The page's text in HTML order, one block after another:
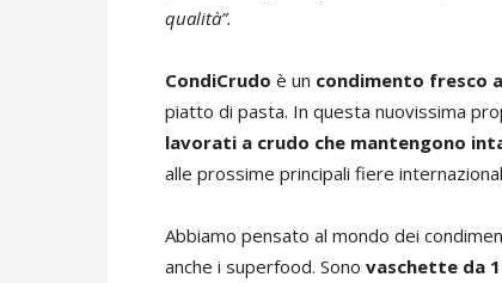
qualità”.
CondiCrudo è un condimento fresco
piatto di pasta. In questa nuovissima
lavorati a crudo che mantengono
alle prossime principali fiere
Abbiamo pensato al mondo dei
anche i superfood. Sono vaschette da